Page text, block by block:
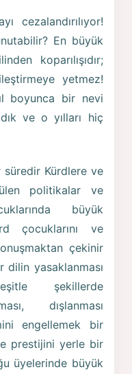
cezalandırılıyor!
En büyük
koparılışıdır;
yetmez!
boyunca bir nevi
ve o yılları hiç
süredir Kürdlere ve
politikalar ve
büyük
çocuklarını ve
çekinir
dilin yasaklanması
şekillerde
dışlanması
engellemek bir
prestijini yerle bir
üyelerinde büyük